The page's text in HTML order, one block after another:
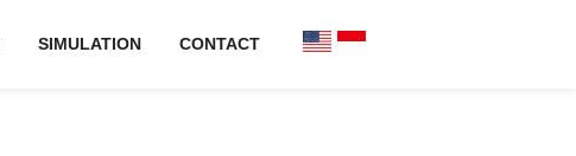
SIMULATION CONTACT